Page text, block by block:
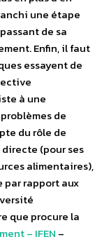
une étape
de sa
Enfin, il faut
essayent de
à une
de
du rôle de
(pour ses
alimentaires),
rapport aux
que procure la
– IFEN –